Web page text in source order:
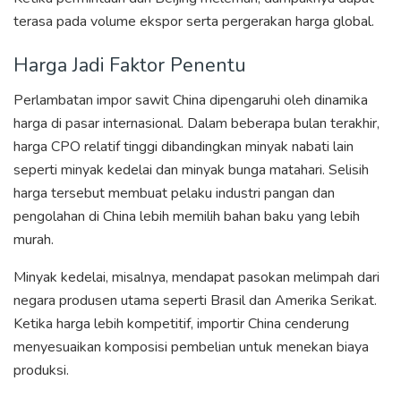
terasa pada volume ekspor serta pergerakan harga global.
Harga Jadi Faktor Penentu
Perlambatan impor sawit China dipengaruhi oleh dinamika
harga di pasar internasional. Dalam beberapa bulan terakhir,
harga CPO relatif tinggi dibandingkan minyak nabati lain
seperti minyak kedelai dan minyak bunga matahari. Selisih
harga tersebut membuat pelaku industri pangan dan
pengolahan di China lebih memilih bahan baku yang lebih
murah.
Minyak kedelai, misalnya, mendapat pasokan melimpah dari
negara produsen utama seperti Brasil dan Amerika Serikat.
Ketika harga lebih kompetitif, importir China cenderung
menyesuaikan komposisi pembelian untuk menekan biaya
produksi.